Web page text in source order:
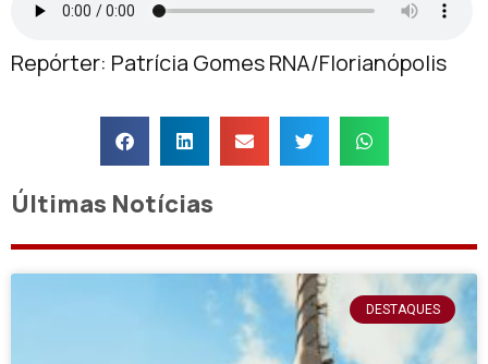
Repórter: Patrícia Gomes RNA/Florianópolis
Últimas Notícias
DESTAQUES